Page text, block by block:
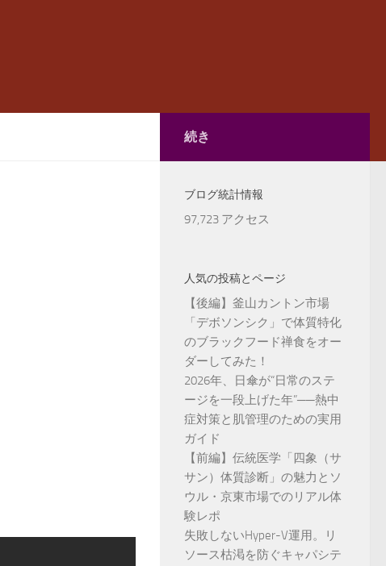
続き
ブログ統計情報
97,723 アクセス
人気の投稿とページ
【後編】釜山カントン市場
「デボソンシク」で体質特化
のブラックフード禅食をオー
ダーしてみた！
2026年、日傘が“日常のステ
ージを一段上げた年”──熱中
症対策と肌管理のための実用
ガイド
【前編】伝統医学「四象（サ
サン）体質診断」の魅力とソ
ウル・京東市場でのリアル体
験レポ
失敗しないHyper-V運用。リ
ソース枯渇を防ぐキャパシテ